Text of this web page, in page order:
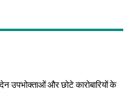
देश-विदेश